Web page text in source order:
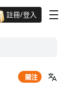
註冊/登入
關注